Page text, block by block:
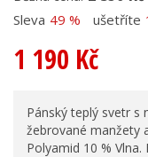
Sleva 49 % ušetříte
1 190 Kč
Pánský teplý svetr s
žebrované manžety
Polyamid 10 % Vlna.